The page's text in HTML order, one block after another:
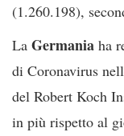
(1.260.198),
La Germania ha
di Coronavirus
del Robert Koch
in più rispetto al